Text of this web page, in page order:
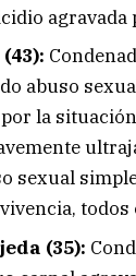
agravada
abuso
la
sexual
(35):